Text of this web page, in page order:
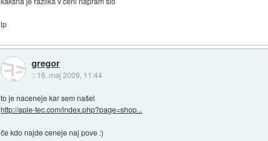
lp
gregor
:: 16. maj 2009, 11:44
to je naceneje kar sem našel
http://aple-tec.com/index.php?page=shop...
če kdo najde ceneje naj pove :)